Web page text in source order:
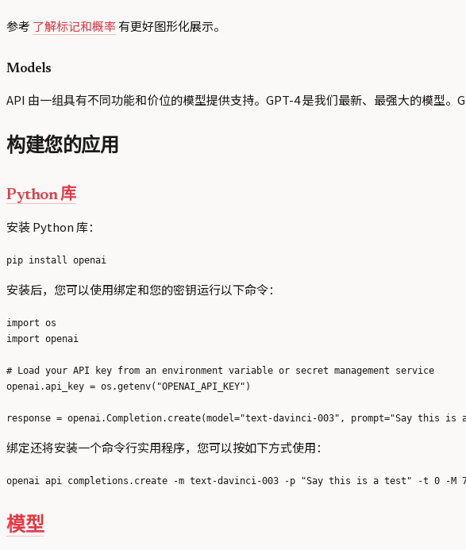
参考 了解标记和概率有更好图形化展示。
Models
API 由一组具有不同功能和价位的模型提供支持。GPT-4 是我们最新、最强大的模型
构建您的应用
Python 库
安装 Python 库：
安装后，您可以使用绑定和您的密钥运行以下命令：
import os
import openai
# Load your API key from an environment variable or secret management service
openai.api_key = os.getenv("OPENAI_API_KEY")
绑定还将安装一个命令行实用程序，您可以按如下方式使用：
模型